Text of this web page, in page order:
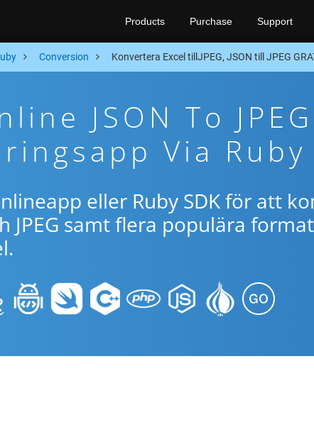
Products Purchase Support
Conversion Konvertera Excel tillJPEG, JSON till JPEG
JSON To JPEG
Via Ruby
eller Ruby SDK för att
JPEG samt flera populära